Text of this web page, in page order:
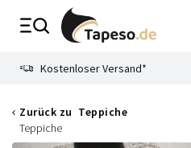
Zusammenbruch
Kostenloser Versand*
Zurück zu Teppiche
Teppiche